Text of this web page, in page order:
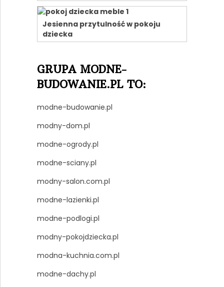
Jesienna przytulność w pokoju
dziecka
GRUPA MODNE-
BUDOWANIE.PL TO:
modne-budowanie.pl
modny-dom.pl
modne-ogrody.pl
modne-sciany.pl
modny-salon.com.pl
modne-lazienki.pl
modne-podlogi.pl
modny-pokojdziecka.pl
modna-kuchnia.com.pl
modne-dachy.pl